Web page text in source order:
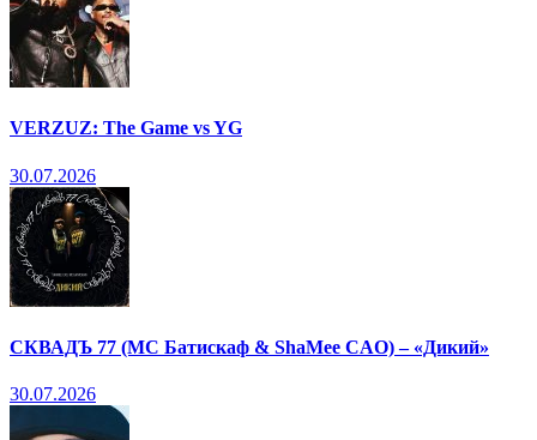
VERZUZ: The Game vs YG
30.07.2026
СКВАДЪ 77 (МС Батискаф & ShaMee CAO) – «Дикий»
30.07.2026